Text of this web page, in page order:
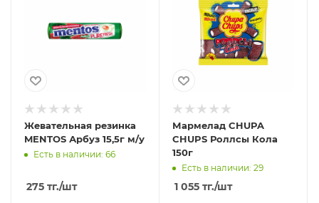
Жевательная резинка
MENTOS Арбуз 15,5г м/у
Есть в наличии: 66
275 тг./шт
Мармелад CHUPA
CHUPS Роллсы Кола
150г
Есть в наличии: 29
1 055 тг./шт